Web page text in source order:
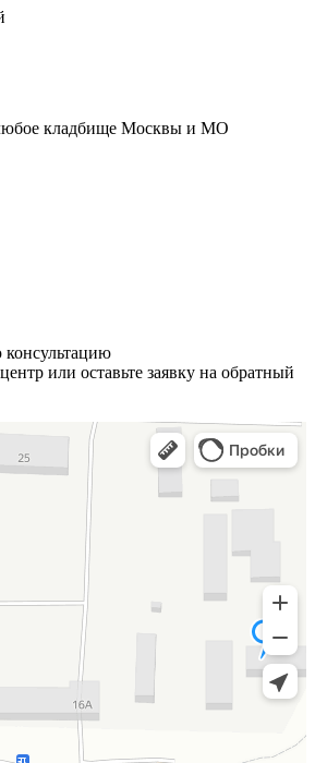
кладбище Москвы и МО
или оставьте заявку на обратный